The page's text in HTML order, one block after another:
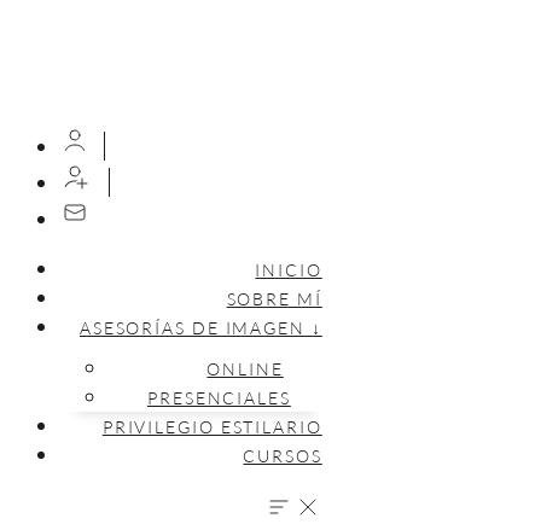
INICIO
SOBRE MÍ
ASESORÍAS DE IMAGEN ↓
ONLINE
PRESENCIALES
PRIVILEGIO ESTILARIO
CURSOS